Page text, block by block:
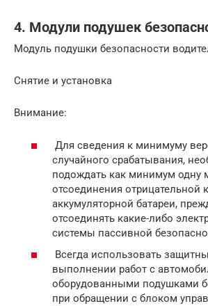
4. Модули подушек
Модуль подушки безопасности
Снятие и установка
Внимание:
Для сведения к минимуму
случайного срабатывания,
подождать как минимум одну
отсоединения отрицательной
аккумуляторной батареи,
отсоединять какие-либо
системы пассивной
Всегда использовать
выполнении работ с
оборудованными подушками
при обращении с блоком